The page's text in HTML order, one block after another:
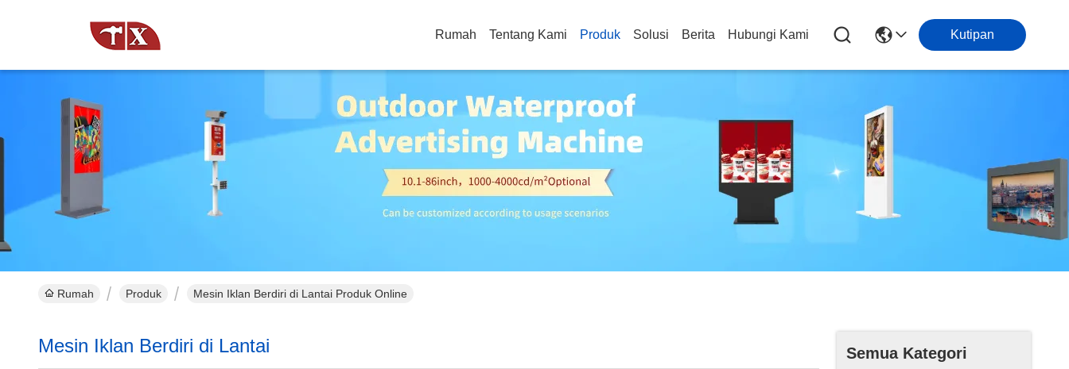
Rumah Tentang Kami Produk Solusi Berita Hubungi Kami Kutipan
Rumah Produk Mesin Iklan Berdiri di Lantai Produk Online
Semua Kategori
Mesin Iklan Berdiri di Lantai